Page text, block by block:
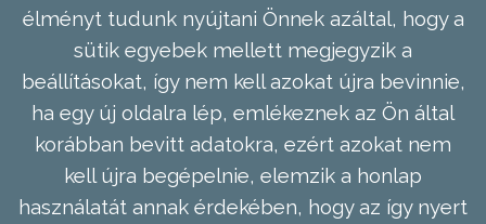
élményt tudunk nyújtani Önnek azáltal, hogy a
sütik egyebek mellett megjegyzik a
beállításokat, így nem kell azokat újra bevinnie,
ha egy új oldalra lép, emlékeznek az Ön által
korábban bevitt adatokra, ezért azokat nem
kell újra begépelnie, elemzik a honlap
használatát annak érdekében, hogy az így nyert